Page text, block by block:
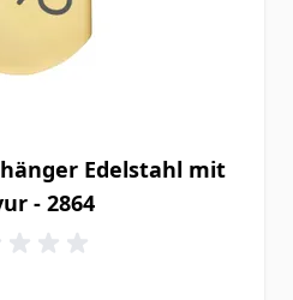
Edelstahl mit
- 2864